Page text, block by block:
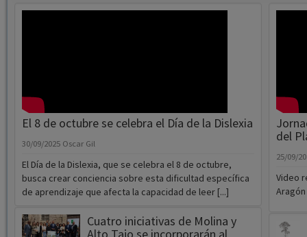
El Día de la Dislexia, que se celebra el 8 de octubre,
busca crear conciencia sobre esta dificultad específica
de aprendizaje que afecta la capacidad de leer [...]
Cuatro iniciativas de Molina y
Alto Tajo se incorporarán al
curso 'El reto de Tierra de
Oportunidades' de CaixaBank
25/09/2025Oscar Gil
25/09/
Video
Aragón
23/09/